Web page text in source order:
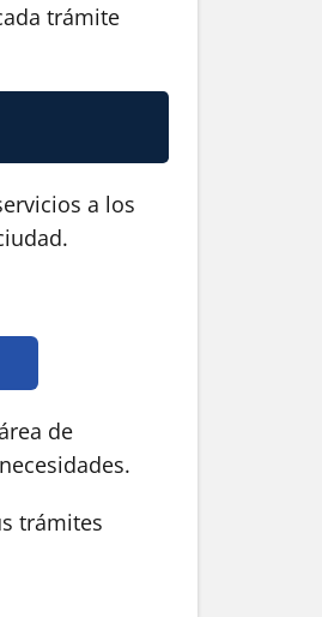
trámite
a los
de
trámites